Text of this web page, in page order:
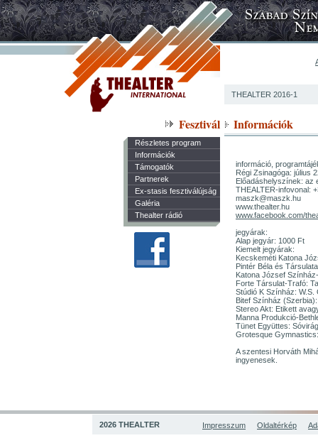
THEALTER 2016-1
Fesztivál
Részletes program
Információk
Támogatók
Partnerek
Ex-stasis fesztiválújság
Galéria
Thealter rádió
Információk
információ,
Régi Zsinagóga: július
Előadáshelyszínek: az
THEALTER-infovonal:
maszk@maszk.hu
www.thealter.hu
www.facebook.com/
jegyárak:
Alap jegyár: 1000 Ft
Kiemelt jegyárak:
Kecskeméti Katona
Pintér Béla és
Katona József
Forte Társulat-Trafó:
Stúdió K Színház: W.S.
Bitef Színház
Stereo Akt: Etikett
Manna Produkció-
Tünet Együttes:
Grotesque
A szentesi Horváth
ingyenesek.
2026 THEALTER Impresszum Oldaltérkép